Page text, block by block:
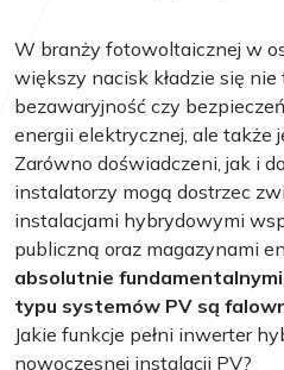
W branży fotowoltaicznej w
większy nacisk kładzie się
bezawaryjność czy
energii elektrycznej, ale także
Zarówno doświadczeni, jak i
instalatorzy mogą dostrzec
instalacjami hybrydowymi
publiczną oraz magazynami
absolutnie
typu systemów PV są
Jakie funkcje pełni inwerter
nowoczesnej instalacji PV?